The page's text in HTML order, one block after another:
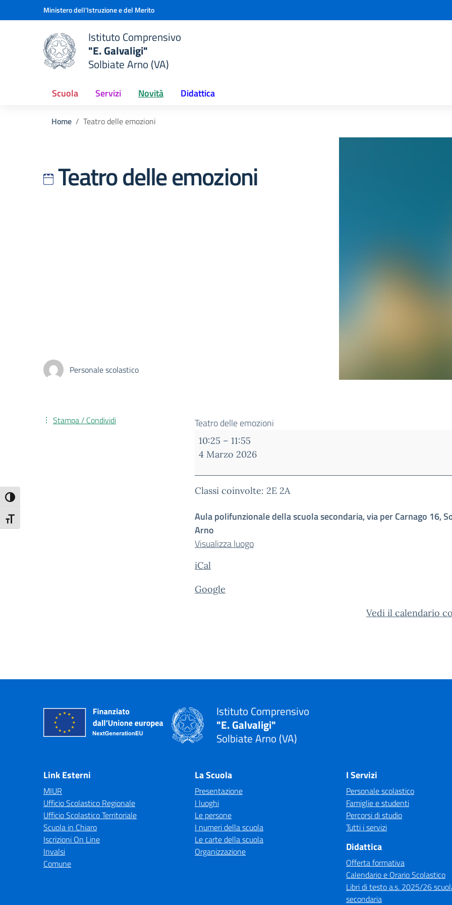
Attiva/disattiva alto contrasto
Attiva/disattiva dimensione testo
Vai ai contenuti
Vai al menu di navigazioneMinistero dell'Istruzione e del Merito
scuola
Istituto Comprensivo
"E. Galvaligi"
Solbiate Arno (VA)
Scuola Servizi Novità Didattica
Home Teatro delle emozioni
Teatro delle emozioni
Personale scolastico
Stampa / Condividi Teatro delle emozioni
10:25 – 11:55
4 Marzo 2026
Classi coinvolte: 2E 2A
Aula polifunzionale della scuola secondaria, via per Carnago 16,
Arno
Visualizza luogo
iCal
Google
Vedi il calendario
Istituto Comprensivo
"E. Galvaligi"
Solbiate Arno (VA)
Link Esterni
MIUR
Ufficio Scolastico Regionale
Ufficio Scolastico Territoriale
Scuola in Chiaro
Iscrizioni On Line
Invalsi
Comune
La Scuola
Presentazione
I luoghi
Le persone
I numeri della scuola
Le carte della scuola
Organizzazione
I Servizi
Personale scolastico
Famiglie e studenti
Percorsi di studio
Tutti i servizi
Didattica
Offerta formativa
Calendario e Orario Scolastico
Libri di testo a.s. 2025/26
secondaria